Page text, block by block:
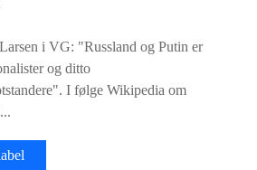
i VG: "Russland og Putin er
og ditto
I følge Wikipedia om